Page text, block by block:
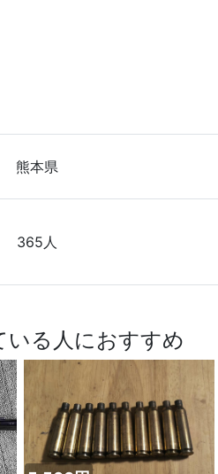
熊本県
365人
いる人におすすめ